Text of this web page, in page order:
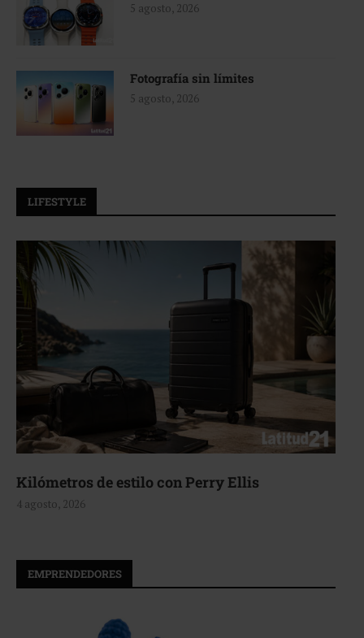
5 agosto, 2026
Fotografía sin límites
5 agosto, 2026
LIFESTYLE
Kilómetros de estilo con Perry Ellis
4 agosto, 2026
EMPRENDEDORES